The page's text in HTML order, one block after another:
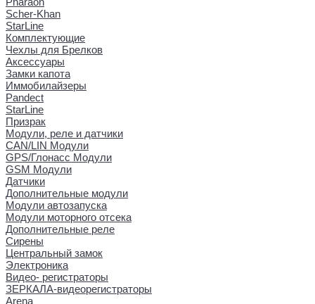
Scher-Khan
StarLine
Комплектующие
Чехлы для Брелков
Аксессуары
Замки капота
Иммобилайзеры
Pandect
StarLine
Призрак
Модули, реле и датчики
CAN/LIN Модули
GPS/Глонасс Модули
GSM Модули
Датчики
Дополнительные модули
Модули автозапуска
Модули моторного отсека
Дополнительные реле
Сирены
Центральный замок
Электроника
Видео- регистраторы
ЗЕРКАЛА-видеорегистраторы
Arena